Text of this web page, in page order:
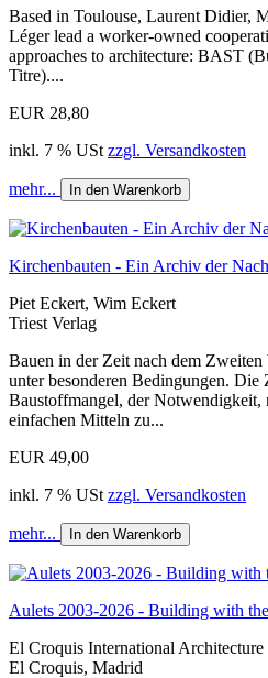
Based in Toulouse, Laurent Didier,
Léger lead a worker-owned
approaches to architecture: BAST
Titre)....
EUR 28,80
inkl. 7 % USt zzgl. Versandkosten
mehr... In den Warenkorb
Kirchenbauten - Ein Archiv der
Piet Eckert, Wim Eckert
Triest Verlag
Bauen in der Zeit nach dem Zweiten
unter besonderen Bedingungen. Die
Baustoffmangel, der Notwendigkeit,
einfachen Mitteln zu...
EUR 49,00
inkl. 7 % USt zzgl. Versandkosten
mehr... In den Warenkorb
Aulets 2003-2026 - Building with
El Croquis International Architecture
El Croquis, Madrid